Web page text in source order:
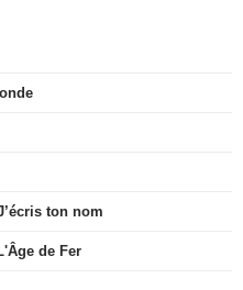
ton nom
de Fer